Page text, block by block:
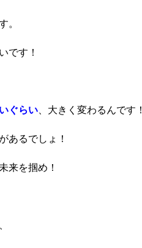
。
です！
ぐらい 、大きく変わるんです！
あるでしょ！
来を掴め！